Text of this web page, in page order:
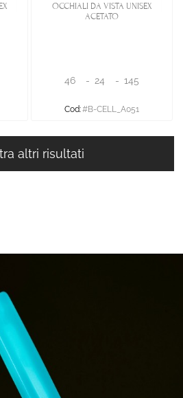
OCCHIALI DA VISTA UNISEX
ACETATO
46 - 24 - 145
Cod:#B-CELL_A051
altri risultati